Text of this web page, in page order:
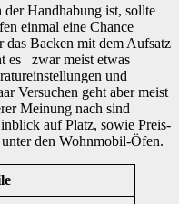
Handhabung ist, sollte
einmal eine Chance
das Backen mit dem Aufsatz
es zwar meist etwas
und
Versuchen geht aber meist
Meinung nach sind
auf Platz, sowie Preis-
den Wohnmobil-Öfen.